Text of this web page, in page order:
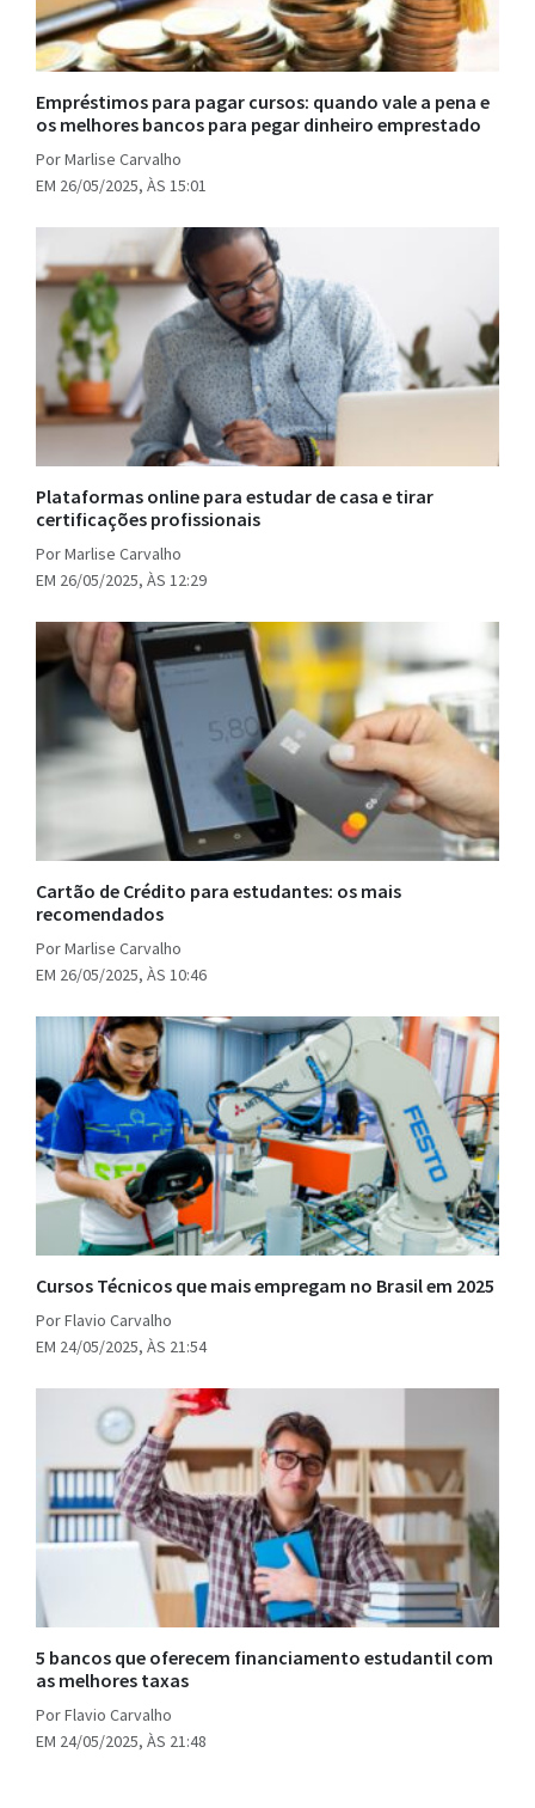
Empréstimos para pagar cursos: quando vale a pena e
os melhores bancos para pegar dinheiro emprestado
Por Marlise Carvalho
EM 26/05/2025, ÀS 15:01
Plataformas online para estudar de casa e tirar
certificações profissionais
Por Marlise Carvalho
EM 26/05/2025, ÀS 12:29
Cartão de Crédito para estudantes: os mais
recomendados
Por Marlise Carvalho
EM 26/05/2025, ÀS 10:46
Cursos Técnicos que mais empregam no Brasil em 2025
Por Flavio Carvalho
EM 24/05/2025, ÀS 21:54
5 bancos que oferecem financiamento estudantil com
as melhores taxas
Por Flavio Carvalho
EM 24/05/2025, ÀS 21:48